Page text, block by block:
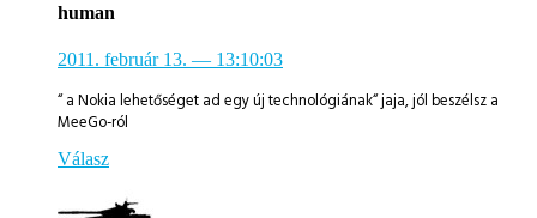
human
2011. február 13. — 13:10:03
“ a Nokia lehetőséget ad egy új technológiának“ jaja, jól beszélsz a
MeeGo-ról
Válasz